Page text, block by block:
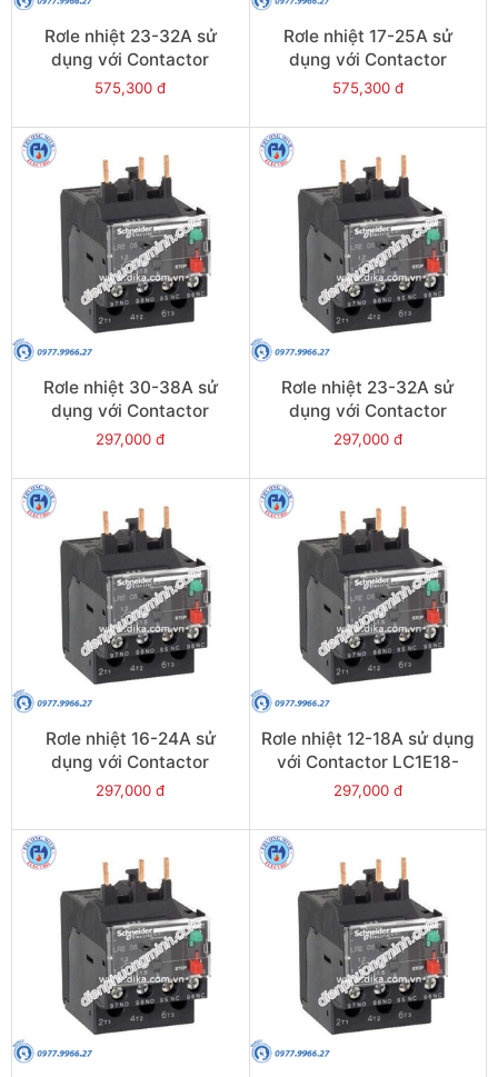
Rơle nhiệt 23-32A sử
dụng với Contactor
LC1E40-E95 - Model
575,300 đ
Rơle nhiệt 17-25A sử
dụng với Contactor
LC1E40-E95 - Model
575,300 đ
Rơle nhiệt 30-38A sử
dụng với Contactor
LC1E38 - Model LRE35
297,000 đ
Rơle nhiệt 23-32A sử
dụng với Contactor
LC1E25-E38 - Model
297,000 đ
Rơle nhiệt 16-24A sử
dụng với Contactor
LC1E25-E38 - Model
297,000 đ
Rơle nhiệt 12-18A sử dụng
với Contactor LC1E18-
E38 - Model LRE21
297,000 đ